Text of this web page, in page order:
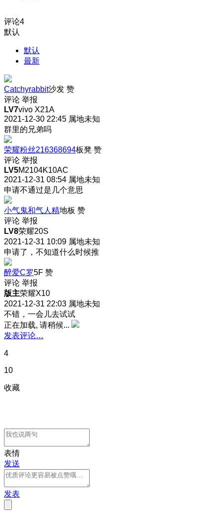
评论4
默认
默认
最新
Catchyrabbit沙发 赞
评论 举报
LV7vivo X21A
2021-12-30 22:45 属地未知
群里的兄弟吗
荣耀粉丝216368694板凳 赞
评论 举报
LV5M2104K10AC
2021-12-31 08:54 属地未知
申请不通过是几个意思
小气鬼和气人精地板 赞
评论 举报
LV8荣耀20S
2021-12-31 10:09 属地未知
申请了，不知道什么时候推
醉爱C罗5F 赞
评论 举报
版主荣耀X10
2021-12-31 22:03 属地未知
不错，一会儿去试试
正在加载, 请稍候...
发表评论…
4
10
收藏
表情
发送
发表